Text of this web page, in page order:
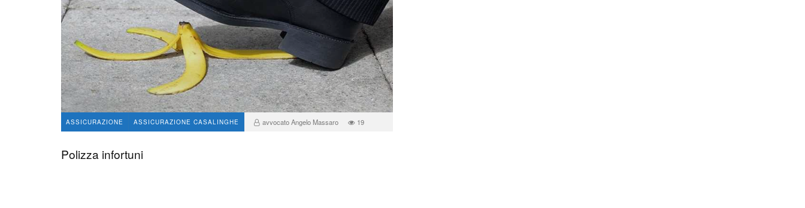
ASSICURAZIONE ASSICURAZIONE CASALINGHE avvocato Angelo Massaro 19
Polizza infortuni